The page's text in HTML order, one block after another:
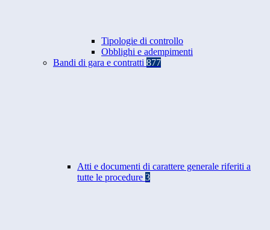
Tipologie di controllo
Obblighi e adempimenti
Bandi di gara e contratti 877
Atti e documenti di carattere generale riferiti a
tutte le procedure 3